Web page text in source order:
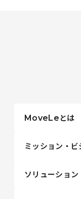
MoveLe とは
ミッション・ビ
ソリューション